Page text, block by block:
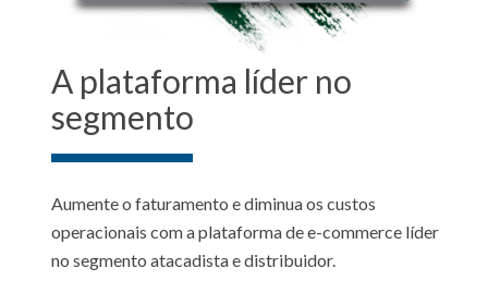
A plataforma líder no
segmento
Aumente o faturamento e diminua os custos
operacionais com a plataforma de e-commerce líder
no segmento atacadista e distribuidor.